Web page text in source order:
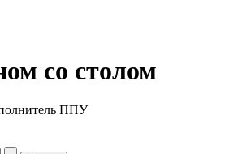
со столом
ППУ